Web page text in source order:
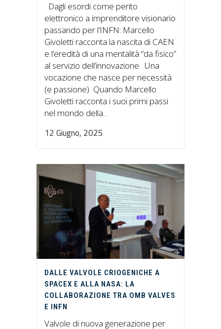
Dagli esordi come perito
elettronico a imprenditore visionario
passando per l’INFN: Marcello
Givoletti racconta la nascita di CAEN
e l’eredità di una mentalità “da fisico”
al servizio dell’innovazione. Una
vocazione che nasce per necessità
(e passione) Quando Marcello
Givoletti racconta i suoi primi passi
nel mondo della...
12 Giugno, 2025
DALLE VALVOLE CRIOGENICHE A
SPACEX E ALLA NASA: LA
COLLABORAZIONE TRA OMB VALVES
E INFN
Valvole di nuova generazione per